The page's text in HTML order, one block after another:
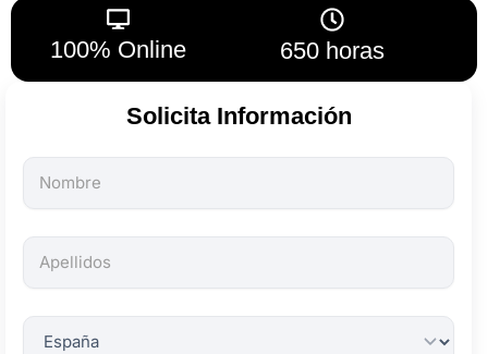
100% Online 650 horas
Solicita Información
Todos
los
son
obligatorios.